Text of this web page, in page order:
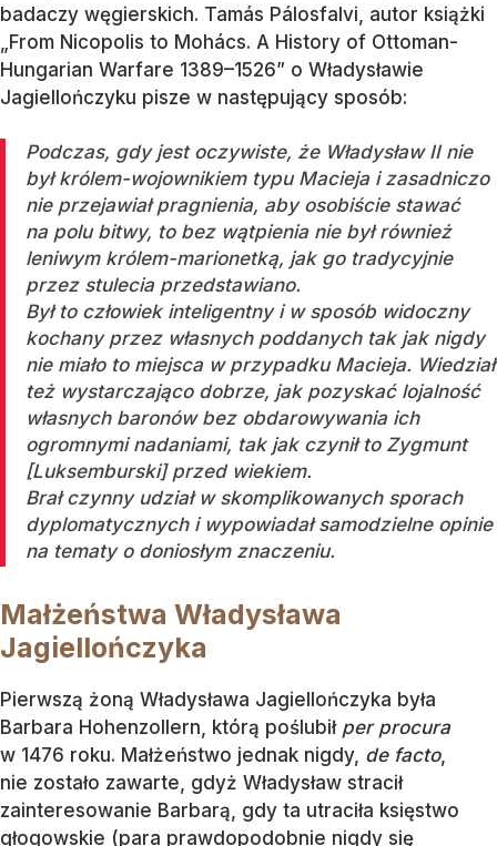
badaczy węgierskich. Tamás Pálosfalvi, autor książki
„From Nicopolis to Mohács. A History of Ottoman-
Hungarian Warfare 1389–1526” o Władysławie
Jagiellończyku pisze w następujący sposób:
Podczas, gdy jest oczywiste, że Władysław II nie
był królem-wojownikiem typu Macieja i zasadniczo
nie przejawiał pragnienia, aby osobiście stawać
na polu bitwy, to bez wątpienia nie był również
leniwym królem-marionetką, jak go tradycyjnie
przez stulecia przedstawiano.
Był to człowiek inteligentny i w sposób widoczny
kochany przez własnych poddanych tak jak nigdy
nie miało to miejsca w przypadku Macieja. Wiedział
też wystarczająco dobrze, jak pozyskać lojalność
własnych baronów bez obdarowywania ich
ogromnymi nadaniami, tak jak czynił to Zygmunt
[Luksemburski] przed wiekiem.
Brał czynny udział w skomplikowanych sporach
dyplomatycznych i wypowiadał samodzielne opinie
na tematy o doniosłym znaczeniu.
Małżeństwa Władysława
Jagiellończyka
Pierwszą żoną Władysława Jagiellończyka była
Barbara Hohenzollern, którą poślubił per procura
w 1476 roku. Małżeństwo jednak nigdy, de facto,
nie zostało zawarte, gdyż Władysław stracił
zainteresowanie Barbarą, gdy ta utraciła księstwo
głogowskie (para prawdopodobnie nigdy się